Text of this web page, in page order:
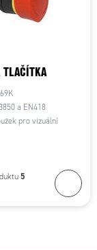
TLAČÍTKA
a EN418
pro vizuální
5